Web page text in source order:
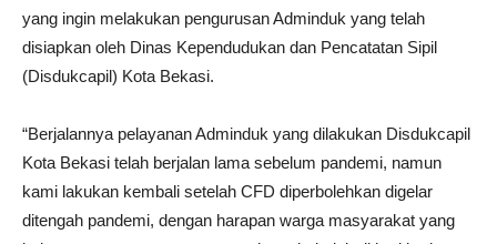
yang ingin melakukan pengurusan Adminduk yang telah
disiapkan oleh Dinas Kependudukan dan Pencatatan Sipil
(Disdukcapil) Kota Bekasi.
“Berjalannya pelayanan Adminduk yang dilakukan Disdukcapil
Kota Bekasi telah berjalan lama sebelum pandemi, namun
kami lakukan kembali setelah CFD diperbolehkan digelar
ditengah pandemi, dengan harapan warga masyarakat yang